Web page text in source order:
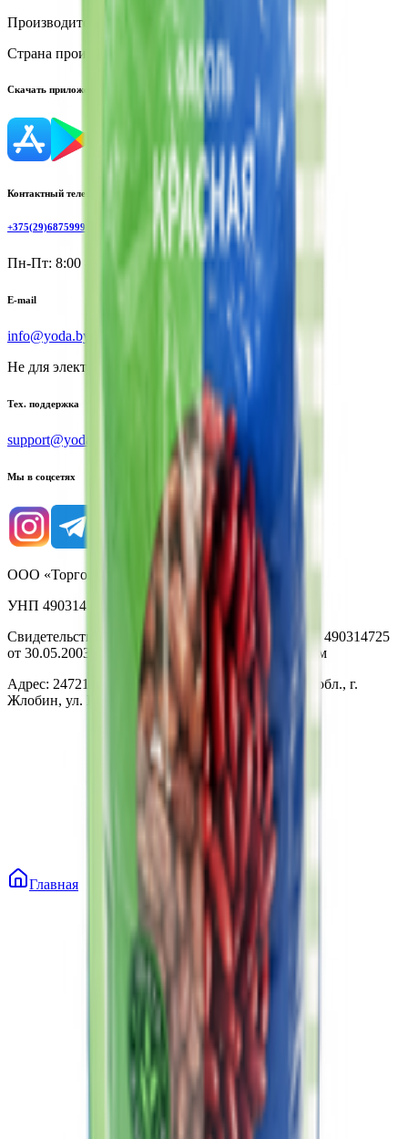
Производитель:
Страна производства:
Россия
Скачать приложение
Контактный телефон
+375(29)6875999
Пн-Пт: 8:00 - 17:00
E-mail
info@yoda.by
Не для электронных обращений
Тех. поддержка
support@yoda.by
Мы в соцсетях
ООО «Торговая сеть «Продмир»
УНП 490314725
Свидетельство о государственной регистрации № 490314725
от 30.05.2003г выдано Гомельским облисполкомом
Адрес: 247210, Республика Беларусь, Гомельская обл., г.
Жлобин, ул. Козлова 2-А
Главная